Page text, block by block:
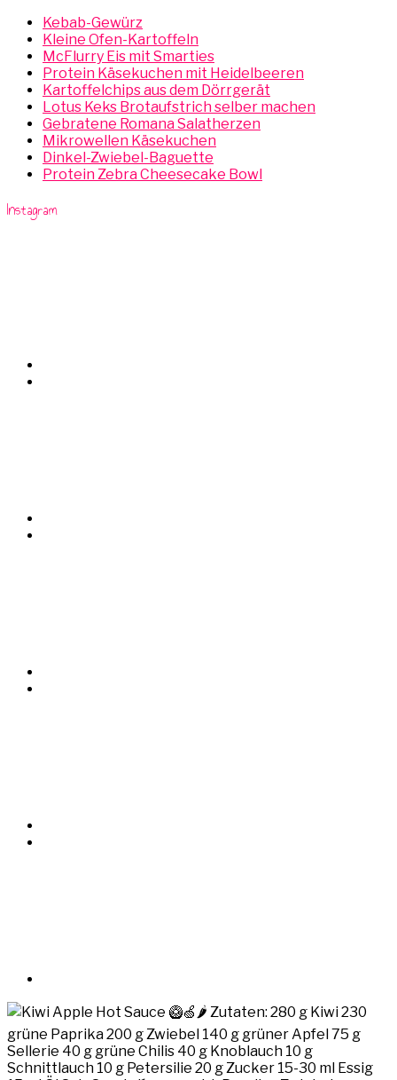
Kebab-Gewürz
Kleine Ofen-Kartoffeln
McFlurry Eis mit Smarties
Protein Käsekuchen mit Heidelbeeren
Kartoffelchips aus dem Dörrgerät
Lotus Keks Brotaufstrich selber machen
Gebratene Romana Salatherzen
Mikrowellen Käsekuchen
Dinkel-Zwiebel-Baguette
Protein Zebra Cheesecake Bowl
Instagram